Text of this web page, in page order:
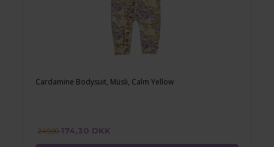
Cardamine Bodysuit, Müsli, Calm Yellow
249,00174,30 DKK